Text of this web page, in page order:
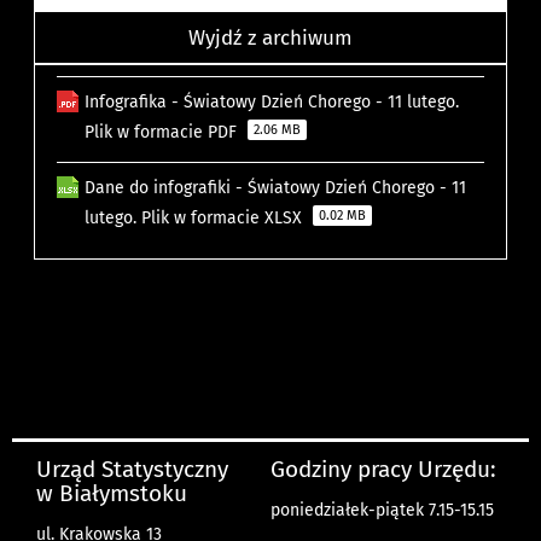
Wyjdź z archiwum
Infografika - Światowy Dzień Chorego - 11 lutego.
Plik w formacie PDF
2.06 MB
Dane do infografiki - Światowy Dzień Chorego - 11
lutego. Plik w formacie XLSX
0.02 MB
Urząd Statystyczny
w Białymstoku
ul. Krakowska 13
Godziny pracy Urzędu:
poniedziałek-piątek 7.15-15.15